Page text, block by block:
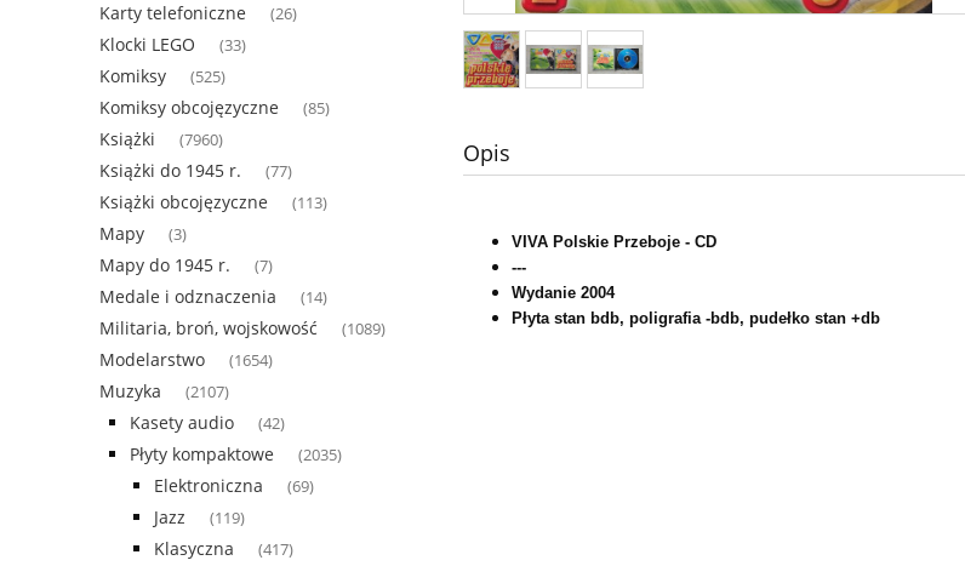
Karty telefoniczne (26)
Klocki LEGO (33)
Komiksy (525)
Komiksy obcojęzyczne (85)
Książki (7960)
Książki do 1945 r. (77)
Książki obcojęzyczne (113)
Mapy (3)
Mapy do 1945 r. (7)
Medale i odznaczenia (14)
Militaria, broń, wojskowość (1089)
Modelarstwo (1654)
Muzyka (2107)
Kasety audio (42)
Płyty kompaktowe (2035)
Elektroniczna (69)
Jazz (119)
Klasyczna (417)
Opis
VIVA Polskie Przeboje - CD
---
Wydanie 2004
Płyta stan bdb, poligrafia -bdb, pudełko stan +db